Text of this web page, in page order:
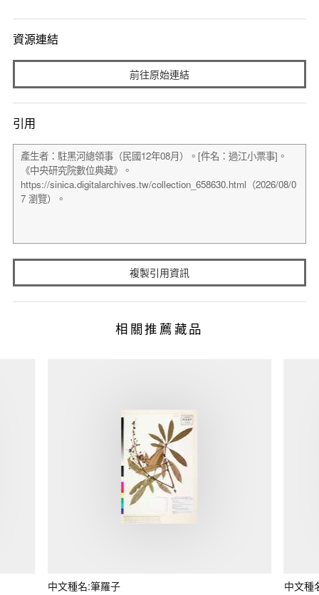
資源連結
前往原始連結
引用
複製引用資訊
相關推薦藏品
中文種名:筆羅子 中文種